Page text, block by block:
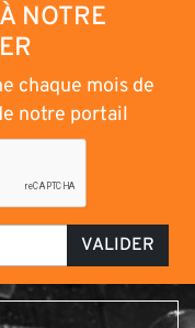
NOTRE
chaque mois de
notre portail
VALIDER